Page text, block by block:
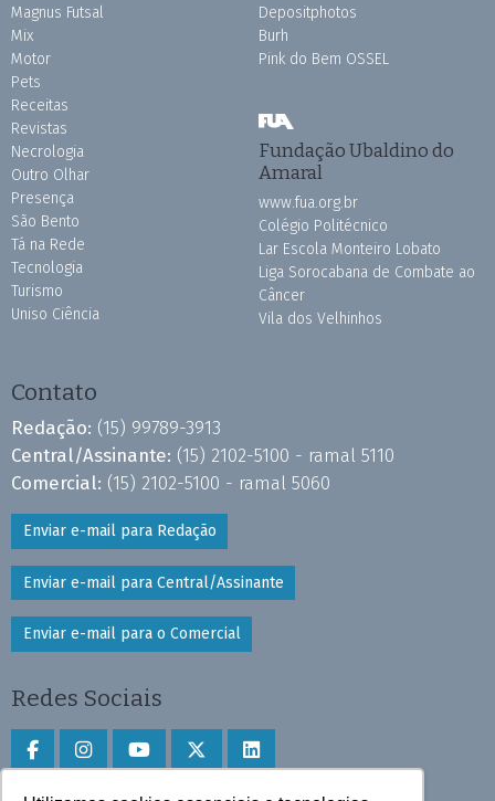
Magnus Futsal
Mix
Motor
Pets
Receitas
Revistas
Necrologia
Outro Olhar
Presença
São Bento
Tá na Rede
Tecnologia
Turismo
Uniso Ciência
Depositphotos
Burh
Pink do Bem OSSEL
Fundação Ubaldino do
Amaral
www.fua.org.br
Colégio Politécnico
Lar Escola Monteiro Lobato
Liga Sorocabana de Combate ao
Câncer
Vila dos Velhinhos
Contato
Redação: (15) 99789-3913
Central/Assinante: (15) 2102-5100 - ramal 5110
Comercial: (15) 2102-5100 - ramal 5060
Enviar e-mail para Redação
Enviar e-mail para Central/Assinante
Enviar e-mail para o Comercial
Redes Sociais